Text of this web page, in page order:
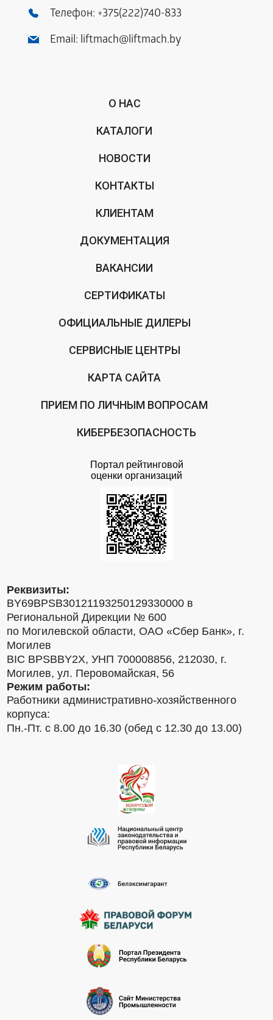
Телефон: +375(222)740-833
Email: liftmach@liftmach.by
О НАС
КАТАЛОГИ
НОВОСТИ
КОНТАКТЫ
КЛИЕНТАМ
ДОКУМЕНТАЦИЯ
ВАКАНСИИ
СЕРТИФИКАТЫ
ОФИЦИАЛЬНЫЕ ДИЛЕРЫ
СЕРВИСНЫЕ ЦЕНТРЫ
КАРТА САЙТА
ПРИЕМ ПО ЛИЧНЫМ ВОПРОСАМ
КИБЕРБЕЗОПАСНОСТЬ
Портал рейтинговой
оценки организаций
Реквизиты:
BY69BPSB30121193250129330000 в
Региональной Дирекции № 600
по Могилевской области, ОАО «Сбер Банк», г.
Могилев
BIC BPSBBY2X, УНП 700008856, 212030, г.
Могилев, ул. Перовомайская, 56
Режим работы:
Работники административно-хозяйственного
корпуса:
Пн.-Пт. с 8.00 до 16.30 (обед с 12.30 до 13.00)